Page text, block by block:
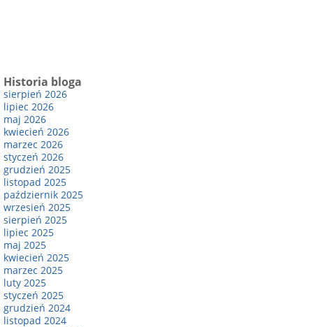
Historia bloga
sierpień 2026
lipiec 2026
maj 2026
kwiecień 2026
marzec 2026
styczeń 2026
grudzień 2025
listopad 2025
październik 2025
wrzesień 2025
sierpień 2025
lipiec 2025
maj 2025
kwiecień 2025
marzec 2025
luty 2025
styczeń 2025
grudzień 2024
listopad 2024